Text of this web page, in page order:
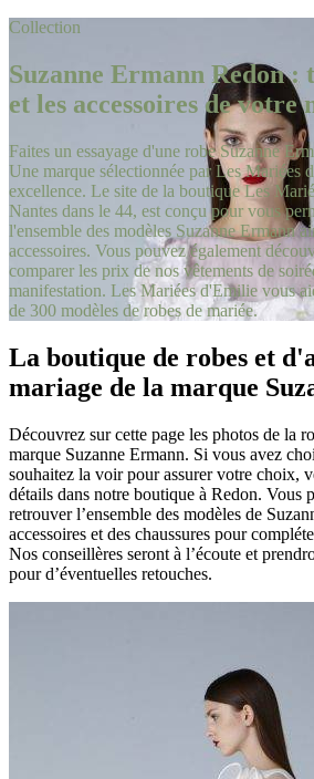
Collection
Suzanne Ermann Redon :
et les accessoires de votre
Faites un essayage d'une robe Suzanne
Une marque sélectionnée par Les Mariées
excellence. Le site de la boutique Les
Nantes dans le 44, est conçu pour vous
l'ensemble des modèles Suzanne Ermann
accessoires. Vous pouvez également
comparer les prix de nos vêtements de
manifestation. Les Mariées d'Emilie vous
de 300 modèles de robes de mariée.
La boutique de robes et
mariage de la marque
Découvrez sur cette page les photos de la
marque Suzanne Ermann. Si vous avez
souhaitez la voir pour assurer votre choix,
détails dans notre boutique à Redon. Vous
retrouver l’ensemble des modèles de
accessoires et des chaussures pour
Nos conseillères seront à l’écoute et
pour d’éventuelles retouches.